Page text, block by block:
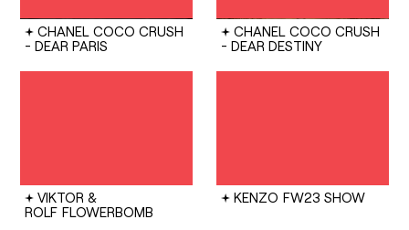
CHANEL COCO CRUSH
- DEAR PARIS
CHANEL COCO CRUSH
- DEAR DESTINY
VIKTOR &
ROLF FLOWERBOMB
KENZO FW23 SHOW